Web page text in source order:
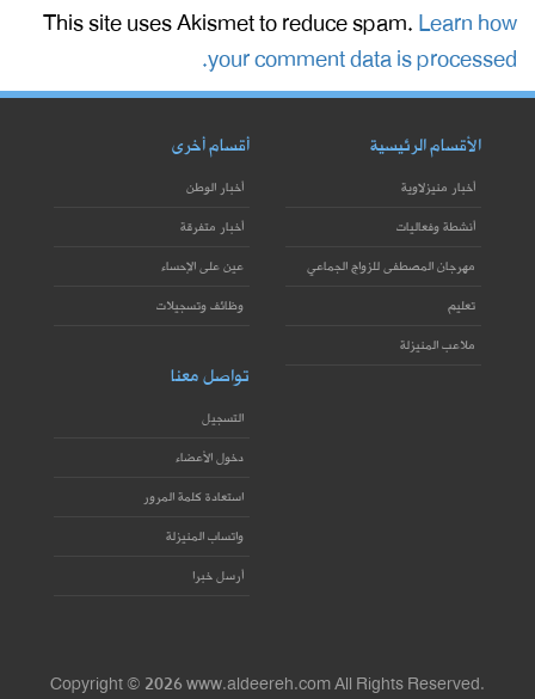
This site uses Akismet to reduce spam.Learn how
your comment data is processed.
الأقسام الرئيسية
أخبار منيزلاوية
أنشطة وفعاليات
مهرجان المصطفى للزواج الجماعي
تعليم
ملاعب المنيزلة
أقسام أخرى
أخبار الوطن
أخبار متفرقة
عين على الإحساء
وظائف وتسجيلات
تواصل معنا
التسجيل
دخول الأعضاء
استعادة كلمة المرور
واتساب المنيزلة
أرسل خبرا
Copyright © 2026 www.aldeereh.com All Rights Reserved.